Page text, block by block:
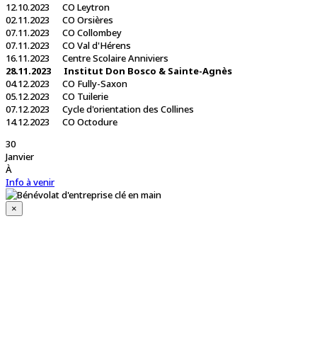
12.10.2023 CO Leytron
02.11.2023 CO Orsières
07.11.2023 CO Collombey
07.11.2023 CO Val d'Hérens
16.11.2023 Centre Scolaire Anniviers
28.11.2023 Institut Don Bosco & Sainte-Agnès
04.12.2023 CO Fully-Saxon
05.12.2023 CO Tuilerie
07.12.2023 Cycle d'orientation des Collines
14.12.2023 CO Octodure
30
Janvier
À
Info à venir
×